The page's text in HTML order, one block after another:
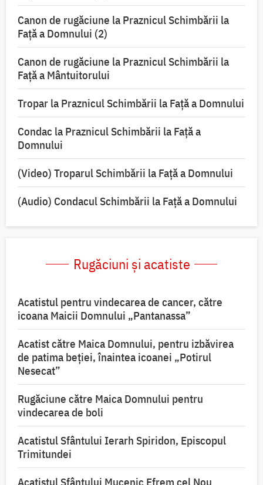
Canon de rugăciune la Praznicul Schimbării la
Faţă a Domnului (2)
Canon de rugăciune la Praznicul Schimbării la
Față a Mântuitorului
Tropar la Praznicul Schimbării la Faţă a Domnului
Condac la Praznicul Schimbării la Faţă a
Domnului
(Video) Troparul Schimbării la Față a Domnului
(Audio) Condacul Schimbării la Față a Domnului
Rugăciuni și acatiste
Acatistul pentru vindecarea de cancer, către
icoana Maicii Domnului „Pantanassa”
Acatist către Maica Domnului, pentru izbăvirea
de patima beției, înaintea icoanei „Potirul
Nesecat”
Rugăciune către Maica Domnului pentru
vindecarea de boli
Acatistul Sfântului Ierarh Spiridon, Episcopul
Trimitundei